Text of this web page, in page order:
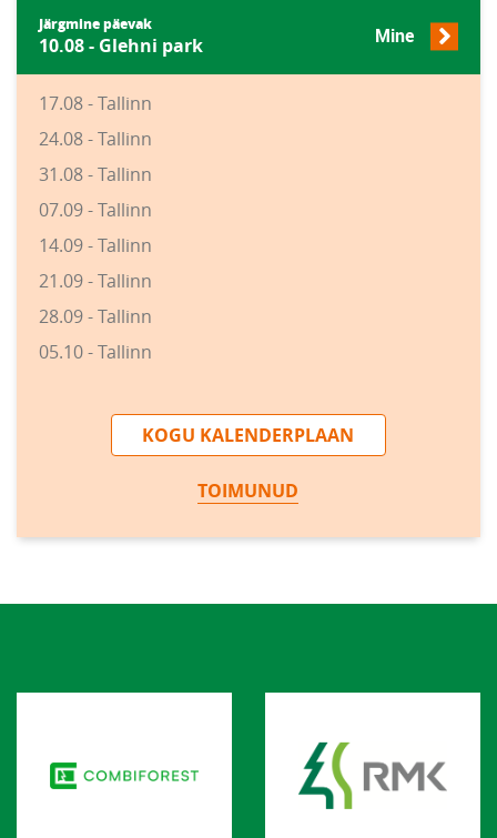
Järgmine päevak
10.08 - Glehni park Mine
17.08 - Tallinn
24.08 - Tallinn
31.08 - Tallinn
07.09 - Tallinn
14.09 - Tallinn
21.09 - Tallinn
28.09 - Tallinn
05.10 - Tallinn
KOGU KALENDERPLAAN
TOIMUNUD